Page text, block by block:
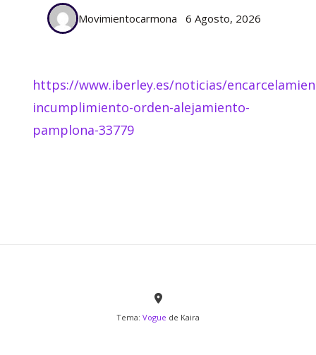
Movimientocarmona 6 Agosto, 2026
https://www.iberley.es/noticias/
incumplimiento-orden-alejamiento-
pamplona-33779
Tema: Vogue de Kaira